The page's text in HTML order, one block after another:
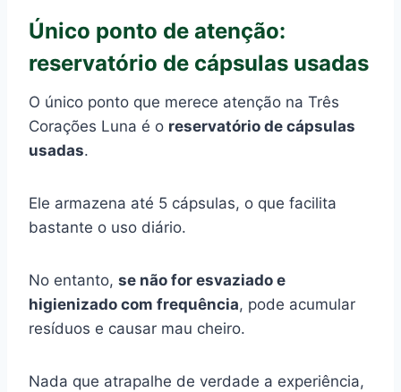
Único ponto de atenção:
reservatório de cápsulas usadas
O único ponto que merece atenção na Três
Corações Luna é o reservatório de cápsulas
usadas.
Ele armazena até 5 cápsulas, o que facilita
bastante o uso diário.
No entanto, se não for esvaziado e
higienizado com frequência, pode acumular
resíduos e causar mau cheiro.
Nada que atrapalhe de verdade a experiência,